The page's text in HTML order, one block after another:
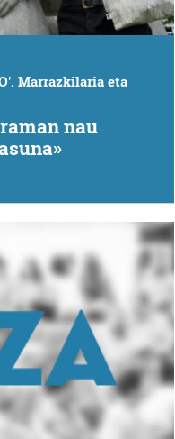
Marrazkilaria eta
nau